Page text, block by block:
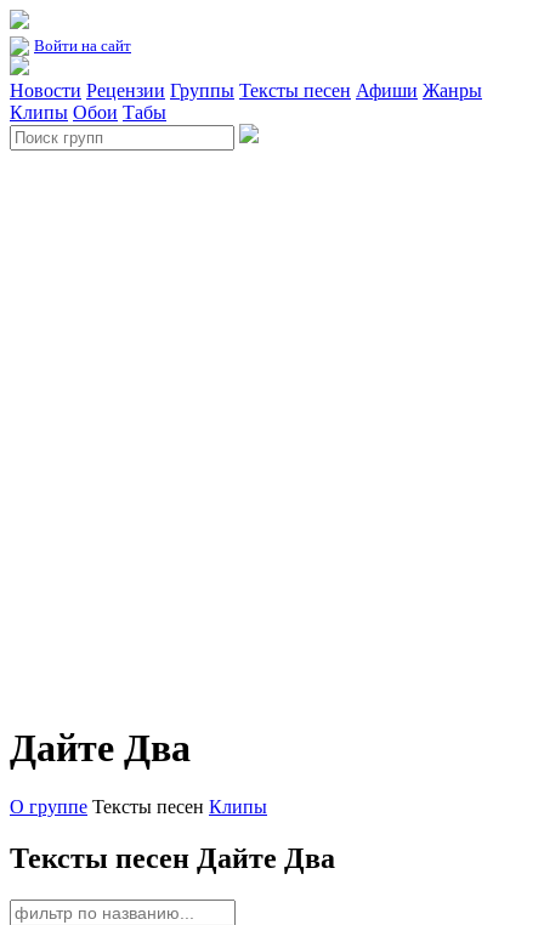
Войти на сайт
Новости Рецензии Группы Тексты песен Афиши Жанры
Клипы Обои Табы
Дайте Два
О группе Тексты песен Клипы
Тексты песен Дайте Два